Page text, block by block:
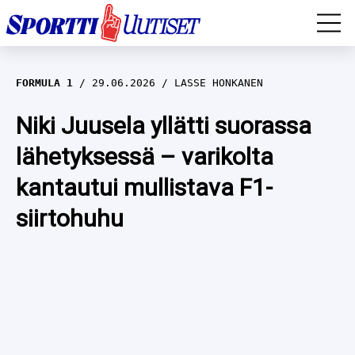
EM-YLEISURHEILU
JÄÄKIEKKO
YLEISURHEILU
WILMA HELTELÄ
TALVILAJIT
FORMULA 1 29.06.2026 LASSE HONKANEN
Niki Juusela yllätti suorassa
lähetyksessä – varikolta
kantautui mullistava F1-
siirtohuhu